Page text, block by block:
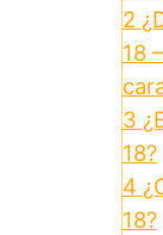
2
18
3
18?
4
18?